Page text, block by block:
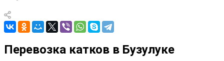
Перевозка катков в Бузулуке